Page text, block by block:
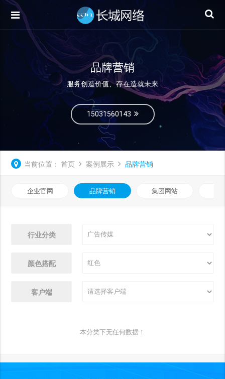
品牌营销
服务创造价值、存在造就未来
15031560143
当前位置： 首页 案例展示 品牌营销
企业官网 品牌营销 集团网站
行业分类
颜色搭配
客户端
本分类下无任何数据！